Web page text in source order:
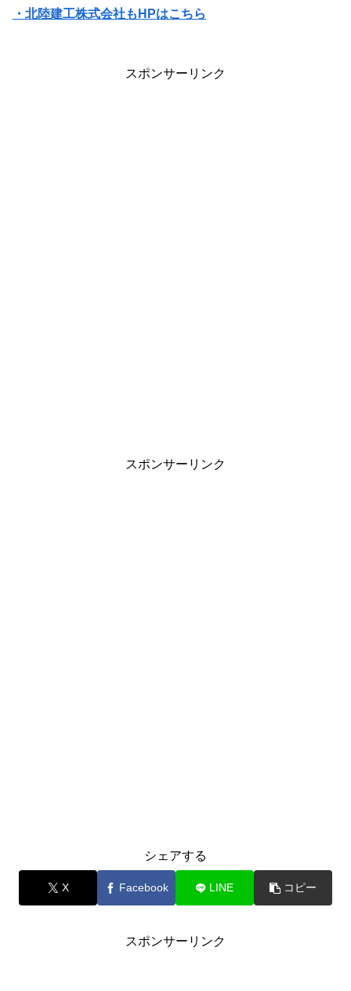
・北陸建工株式会社もHPはこちら
スポンサーリンク
スポンサーリンク
シェアする
X Facebook LINE コピー
スポンサーリンク